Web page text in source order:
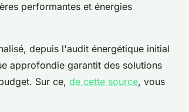
performantes et énergies
depuis l'audit énergétique initial
approfondie garantit des solutions
Sur ce, de cette source, vous